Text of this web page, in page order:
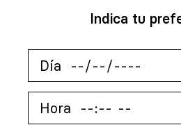
Indica tu